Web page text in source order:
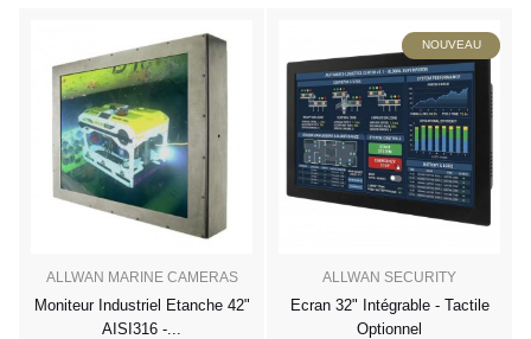
ALLWAN MARINE CAMERAS
Moniteur Industriel Etanche 42"
AISI316 -...
NOUVEAU
ALLWAN SECURITY
Ecran 32" Intégrable - Tactile
Optionnel